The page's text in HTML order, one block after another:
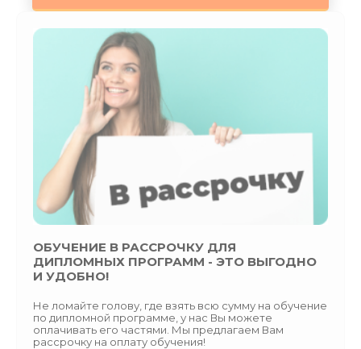
ОБУЧЕНИЕ В РАССРОЧКУ ДЛЯ
ДИПЛОМНЫХ ПРОГРАММ - ЭТО ВЫГОДНО
И УДОБНО!
Не ломайте голову, где взять всю сумму на обучение
по дипломной программе, у нас Вы можете
оплачивать его частями. Мы предлагаем Вам
рассрочку на оплату обучения!